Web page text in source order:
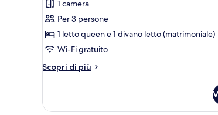
foto
per
Suite
XL
sofa
1 camera
Per 3 persone
1 letto queen e 1 divano letto (matrimoniale)
Wi-Fi gratuito
Scopri di più
Altri
XL